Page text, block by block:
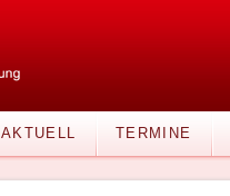
AKTUELL TERMINE